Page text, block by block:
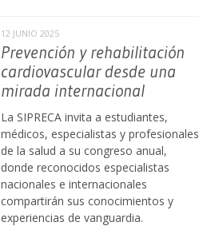
12 JUNIO 2025
Prevención y rehabilitación
cardiovascular desde una
mirada internacional
La SIPRECA invita a estudiantes,
médicos, especialistas y profesionales
de la salud a su congreso anual,
donde reconocidos especialistas
nacionales e internacionales
compartirán sus conocimientos y
experiencias de vanguardia.